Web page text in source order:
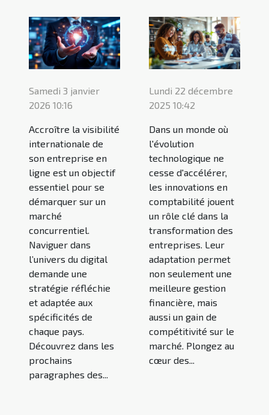
Samedi 3 janvier
2026 10:16
Accroître la visibilité
internationale de
son entreprise en
ligne est un objectif
essentiel pour se
démarquer sur un
marché
concurrentiel.
Naviguer dans
l’univers du digital
demande une
stratégie réfléchie
et adaptée aux
spécificités de
chaque pays.
Découvrez dans les
prochains
paragraphes des...
Lundi 22 décembre
2025 10:42
Dans un monde où
l'évolution
technologique ne
cesse d'accélérer,
les innovations en
comptabilité jouent
un rôle clé dans la
transformation des
entreprises. Leur
adaptation permet
non seulement une
meilleure gestion
financière, mais
aussi un gain de
compétitivité sur le
marché. Plongez au
cœur des...